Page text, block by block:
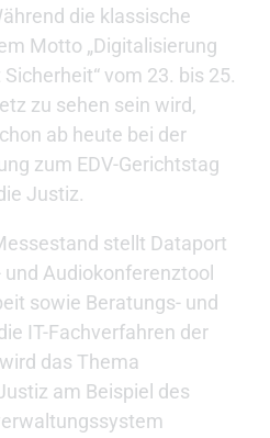
die klassische
Motto „Digitalisierung
vom 23. bis 25.
zu sehen sein wird,
ab heute bei der
zum EDV-Gerichtstag
Justiz.
stellt Dataport
Audiokonferenztool
sowie Beratungs- und
IT-Fachverfahren der
das Thema
am Beispiel des